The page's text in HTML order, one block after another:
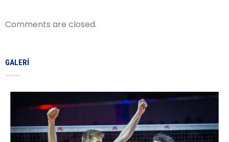
Comments are closed.
GALERI